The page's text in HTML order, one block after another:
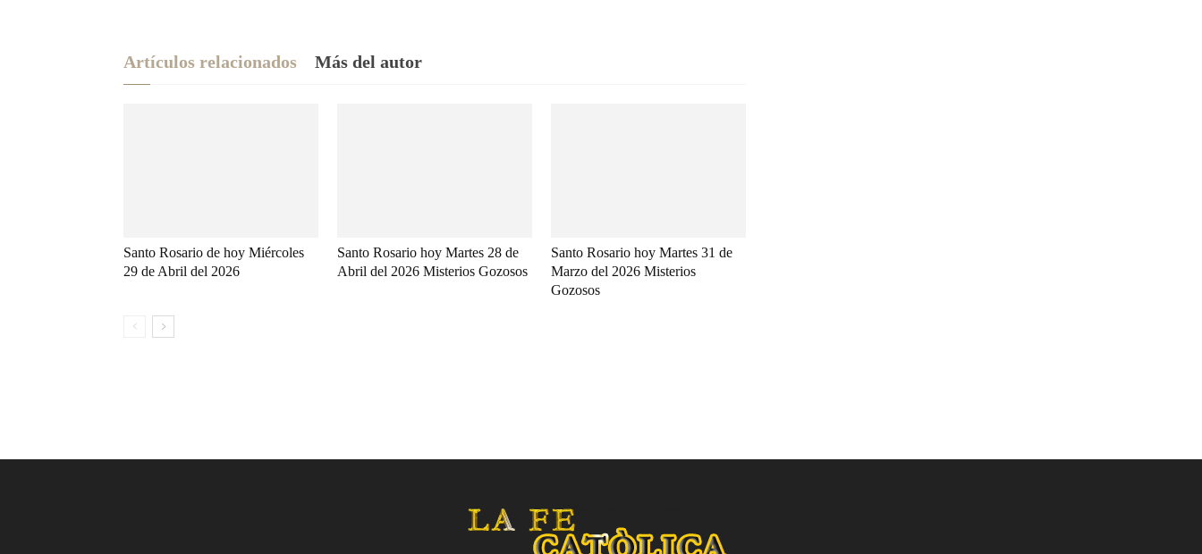
Artículos relacionados Más del autor
Santo Rosario de hoy Miércoles
29 de Abril del 2026
Santo Rosario hoy Martes 28 de
Abril del 2026 Misterios Gozosos
Santo Rosario hoy Martes 31 de
Marzo del 2026 Misterios
Gozosos